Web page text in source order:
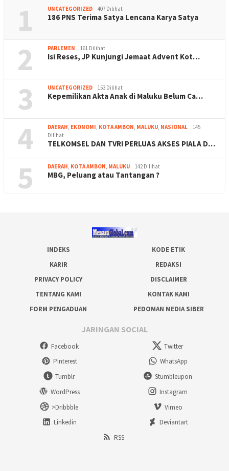
1 UNCATEGORIZED 407 Dilihat
186 PNS Terima Satya Lencana Karya Satya
2 PARLEMEN 161 Dilihat
Isi Reses, JP Kunjungi Jemaat Advent Kot…
3 UNCATEGORIZED 153 Dilihat
Kepemilikan Akta Anak di Maluku Belum Ca…
4 DAERAH, EKONOMI, KOTA AMBON, MALUKU, NASIONAL
145
Dilihat
TELKOMSEL DAN TVRI PERLUAS AKSES PIALA D…
5 DAERAH, KOTA AMBON, MALUKU 142 Dilihat
MBG, Peluang atau Tantangan ?
INDEKS
KODE ETIK
KARIR
REDAKSI
PRIVACY POLICY
DISCLAIMER
TENTANG KAMI
KONTAK KAMI
FORM PENGADUAN
PEDOMAN MEDIA SIBER
JARINGAN SOCIAL
Facebook
Twitter
Pinterest
WhatsApp
Tumblr
Stumbleupon
WordPress
Instagram
>Dribbble
Vimeo
Linkedin
Deviantart
RSS